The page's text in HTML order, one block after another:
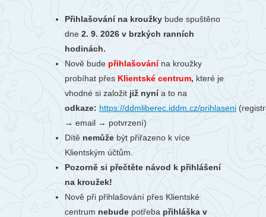
Přihlašování na kroužky bude spuštěno
dne 2. 9. 2026 v brzkých ranních
hodinách.
Nově budepřihlašovánína kroužky
probíhat přes Klientské centrum, které je
vhodné si založit již nynía to na
odkaze: https://ddmliberec.iddm.cz/prihlaseni
→ email → potvrzení)
Dítě nemůžebýt přiřazeno k více
Klientským účtům.
Pozorně si přečtěte návod k přihlášení
na kroužek!
Nově při přihlašování přes Klientské
centrum nebude potřeba přihláška v